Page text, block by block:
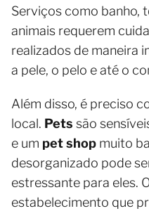
Serviços como banho,
animais requerem
realizados de maneira
a pele, o pelo e até o
Além disso, é preciso
local. Pets são
e um pet shop muito
desorganizado pode
estressante para eles.
estabelecimento que